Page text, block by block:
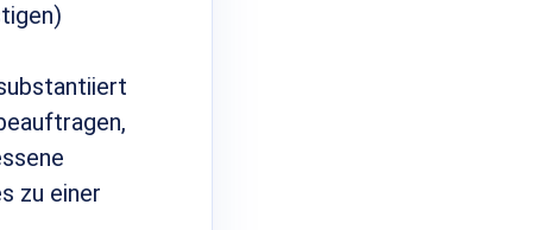
zu einer